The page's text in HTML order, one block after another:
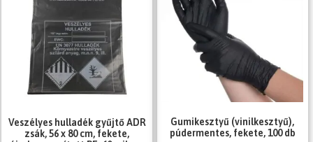
Veszélyes hulladék gyűjtő ADR
zsák, 56 x 80 cm, fekete,
Gumikesztyű (vinilkesztyű),
púdermentes, fekete, 100 db